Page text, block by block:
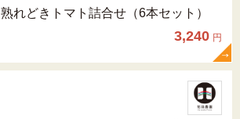
熟れどきトマト詰合せ（6本セット）
3,240 円